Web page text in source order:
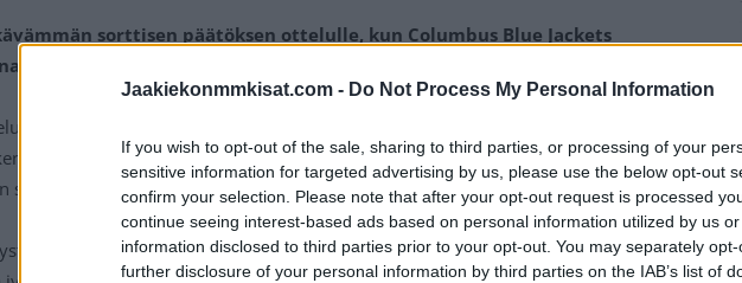
Jaakiekonmmkisat.com - Do Not Process My Personal Information
If you wish to opt-out of the sale, sharing to third parties, or processing of your
sensitive information for targeted advertising by us, please use the below opt-out
confirm your selection. Please note that after your opt-out request is processed
continue seeing interest-based ads based on personal information utilized by us
information disclosed to third parties prior to your opt-out. You may separately
further disclosure of your personal information by third parties on the IAB’s list of
sorttisen päätöksen ottelulle, kun Columbus Blue Jackets
Calgary Flamesia.
3-1, kun Calgary koitti lopussa hakea kavennusta ilman maalivahtia. Matsi oli
sillä pelikellossa oli vain muutama sekunti jäljellä, kun Laine sai kiekon
sen keskialueelle.
ruotsalaispuolustaja Rasmus Andersson päätti kuitenkin taklata Lainetta vielä